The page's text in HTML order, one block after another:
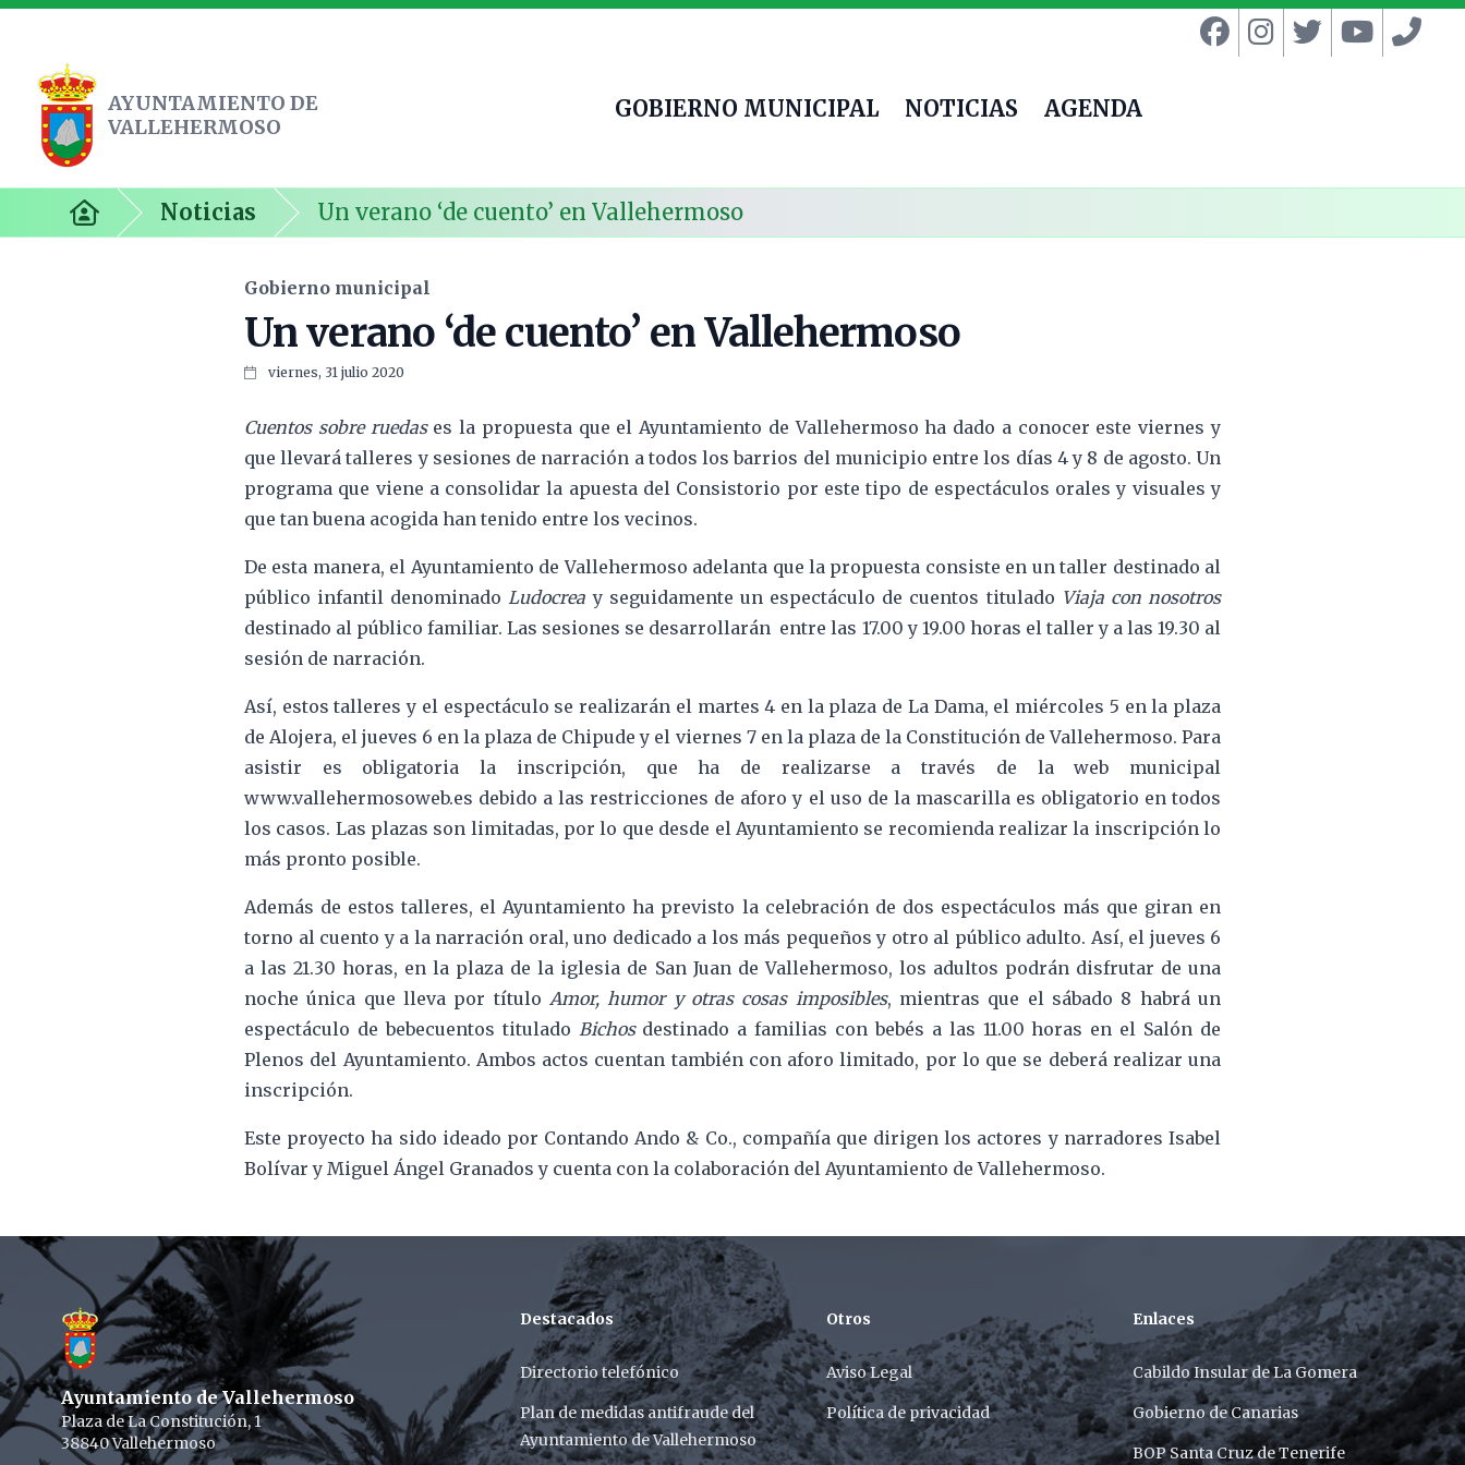
Ayuntamiento de Vallehermoso
AYUNTAMIENTO DE
VALLEHERMOSO
GOBIERNO MUNICIPAL NOTICIAS AGENDA
Inicio Noticias Un verano ‘de cuento’ en Vallehermoso
Gobierno municipal
Un verano ‘de cuento’ en Vallehermoso
viernes, 31 julio 2020
Cuentos sobre ruedases la propuesta que el Ayuntamiento de Vallehermoso ha dado a conocer este viernes y
que llevará talleres y sesiones de narración a todos los barrios del municipio entre los días 4 y 8 de agosto. Un
programa que viene a consolidar la apuesta del Consistorio por este tipo de espectáculos orales y visuales y
que tan buena acogida han tenido entre los vecinos.
De esta manera, el Ayuntamiento de Vallehermoso adelanta que la propuesta consiste en un taller destinado al
público infantil denominadoLudocrea y seguidamente un espectáculo de cuentos titulado Viaja con nosotros
destinado al público familiar. Las sesiones se desarrollarán entre las 17.00 y 19.00 horas el taller y a las 19.30 al
sesión de narración.
Así, estos talleres y el espectáculo se realizarán el martes 4 en la plaza de La Dama, el miércoles 5 en la plaza
de Alojera, el jueves 6 en la plaza de Chipude y el viernes 7 en la plaza de la Constitución de Vallehermoso. Para
asistir es obligatoria la inscripción, que ha de realizarse a través de la web municipal
www.vallehermosoweb.es debido a las restricciones de aforo y el uso de la mascarilla es obligatorio en todos
los casos. Las plazas son limitadas, por lo que desde el Ayuntamiento se recomienda realizar la inscripción lo
más pronto posible.
Además de estos talleres, el Ayuntamiento ha previsto la celebración de dos espectáculos más que giran en
torno al cuento y a la narración oral, uno dedicado a los más pequeños y otro al público adulto. Así, el jueves 6
a las 21.30 horas, en la plaza de la iglesia de San Juan de Vallehermoso, los adultos podrán disfrutar de una
noche única que lleva por título Amor, humor y otras cosas imposibles, mientras que el sábado 8 habrá un
espectáculo de bebecuentos titulado Bichosdestinado a familias con bebés a las 11.00 horas en el Salón de
Plenos del Ayuntamiento. Ambos actos cuentan también con aforo limitado, por lo que se deberá realizar una
inscripción.
Este proyecto ha sido ideado por Contando Ando & Co., compañía que dirigen los actores y narradores Isabel
Bolívar y Miguel Ángel Granados y cuenta con la colaboración del Ayuntamiento de Vallehermoso.
Footer
Ayuntamiento de Vallehermoso
Plaza de La Constitución, 1
38840 Vallehermoso
Destacados
Directorio telefónico
Plan de medidas antifraude del
Ayuntamiento de Vallehermoso
Otros
Aviso Legal
Política de privacidad
Enlaces
Cabildo Insular de La Gomera
Gobierno de Canarias
BOP Santa Cruz de Tenerife